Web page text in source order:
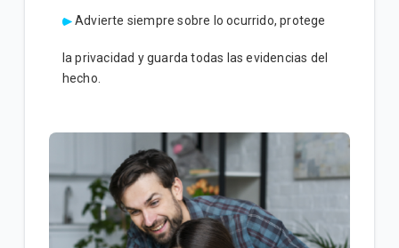
Advierte siempre sobre lo ocurrido, protege
la privacidad y guarda todas las evidencias del
hecho.